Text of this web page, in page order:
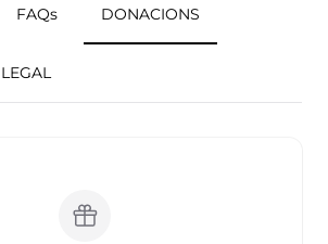
FAQs DONACIONS
LEGAL